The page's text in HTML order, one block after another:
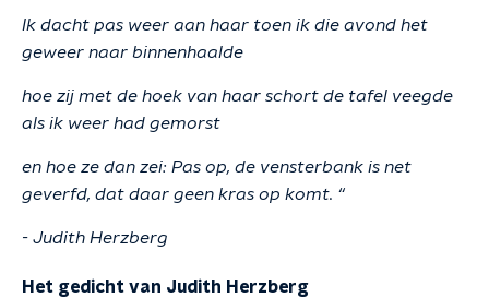
Ik dacht pas weer aan haar toen ik die avond het
geweer naar binnenhaalde
hoe zij met de hoek van haar schort de tafel veegde
als ik weer had gemorst
en hoe ze dan zei: Pas op, de vensterbank is net
geverfd, dat daar geen kras op komt. “
- Judith Herzberg
Het gedicht van Judith Herzberg